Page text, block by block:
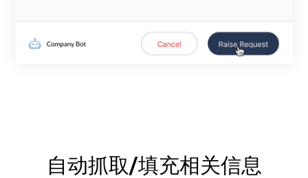
自动抓取/填充相关信息